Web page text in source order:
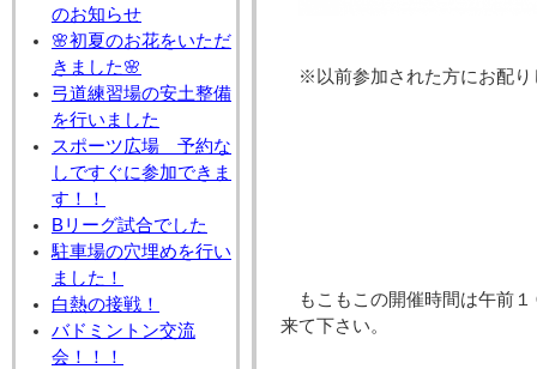
のお知らせ
🌸初夏のお花をいただ
きました🌸
弓道練習場の安土整備
を行いました
スポーツ広場 予約な
しですぐに参加できま
す！！
Bリーグ試合でした
駐車場の穴埋めを行い
ました！
白熱の接戦！
バドミントン交流
会！！！
※以前参加された方にお配
もこもこの開催時間は午前
来て下さい。